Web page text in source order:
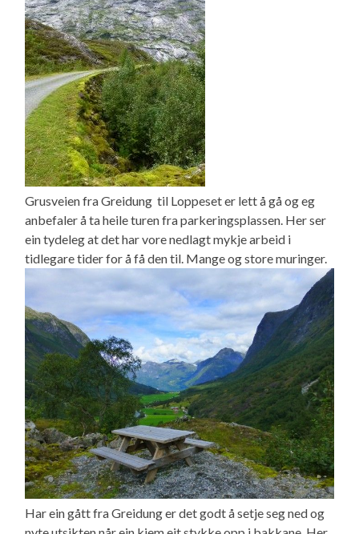
Grusveien fra Greidung til Loppeset er lett å gå og eg
anbefaler å ta heile turen fra parkeringsplassen. Her ser
ein tydeleg at det har vore nedlagt mykje arbeid i
tidlegare tider for å få den til. Mange og store muringer.
Har ein gått fra Greidung er det godt å setje seg ned og